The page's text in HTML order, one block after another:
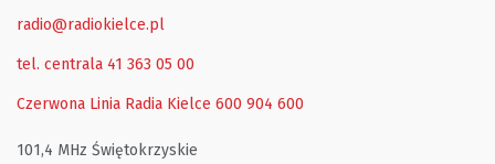
radio@radiokielce.pl
tel. centrala 41 363 05 00
Czerwona Linia Radia Kielce 600 904 600
101,4 MHz Świętokrzyskie